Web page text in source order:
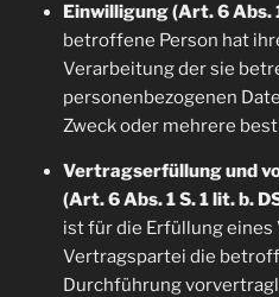
Einwilligung (Art. 6 Abs.
betroffene Person hat
Verarbeitung der sie
personenbezogenen
Zweck oder mehrere
Vertragserfüllung und
(Art. 6 Abs. 1 S. 1 lit. b.
ist für die Erfüllung eines
Vertragspartei die
Durchführung